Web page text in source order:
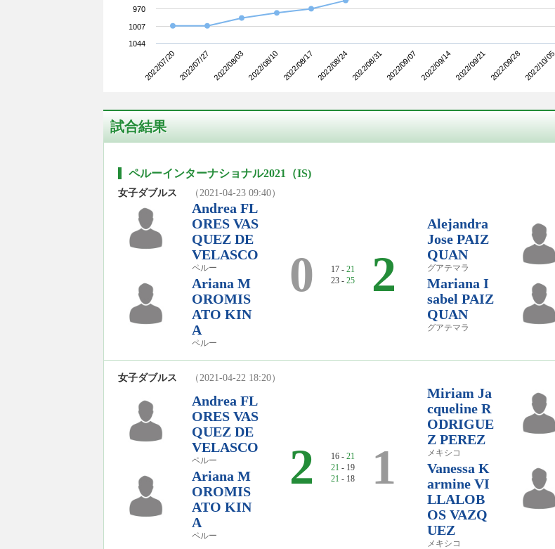
2022/07/20 2022/07/27 2022/08/03 2022/08/10 2022/08/17 2022/08/24 2022/08/31 2022/09/07 2022/09/14 2022/09/21 2022/09/28 2022/10/05
970
1007
1044
試合結果
ペルーインターナショナル2021（IS)
女子ダブルス （2021-04-23 09:40）
Andrea FL
ORES VAS
QUEZ DE
VELASCO
ペルー
Ariana M
OROMIS
ATO KIN
A
ペルー
0 17 - 21
23 - 25 2
Alejandra
Jose PAIZ
QUAN
グアテマラ
Mariana I
sabel PAIZ
QUAN
グアテマラ
女子ダブルス （2021-04-22 18:20）
Andrea FL
ORES VAS
QUEZ DE
VELASCO
ペルー
Ariana M
OROMIS
ATO KIN
A
ペルー
2 16 - 21
21 - 19
21 - 18 1
Miriam Ja
cqueline R
ODRIGUE
Z PEREZ
メキシコ
Vanessa K
armine VI
LLALOB
OS VAZQ
UEZ
メキシコ